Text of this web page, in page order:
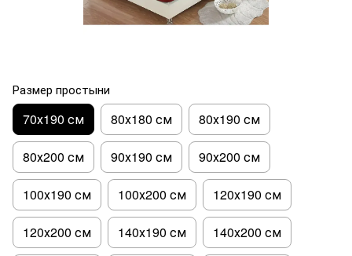
Размер простыни
70х190 см 80х180 см 80х190 см
80х200 см 90х190 см 90х200 см
100х190 см 100х200 см 120х190 см
120х200 см 140х190 см 140х200 см